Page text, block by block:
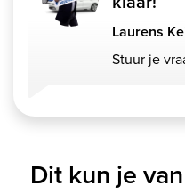
Laurens
Stuur je
Dit kun je